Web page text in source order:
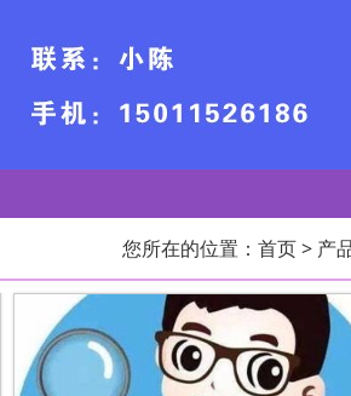
您所在的位置： 首页> 产